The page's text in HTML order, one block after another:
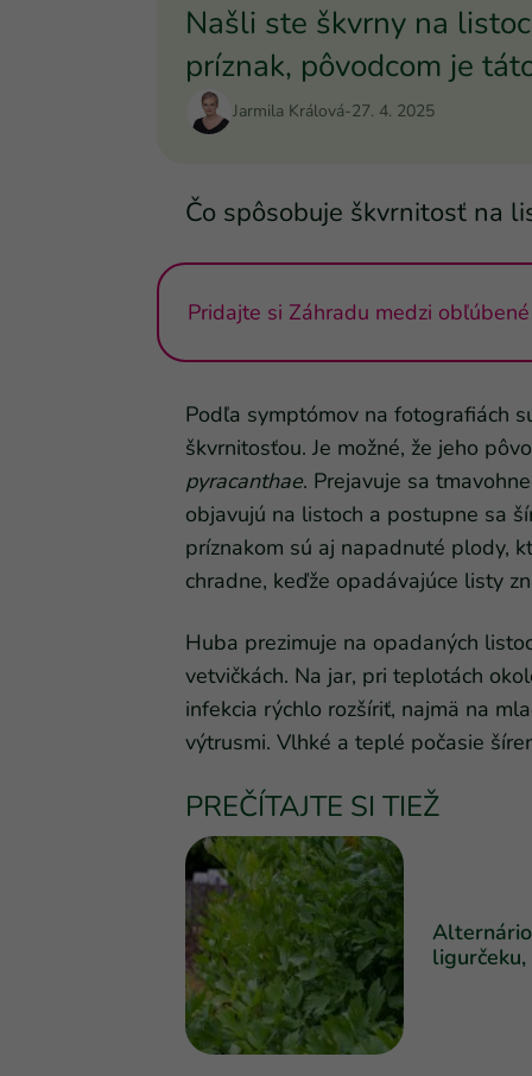
Našli ste škvrny na
príznak, pôvodcom je
Jarmila Králová-27. 4. 2025
Čo spôsobuje škvrnitosť na
Pridajte si Záhradu medzi
Podľa symptómov na fotografiách
škvrnitosťou. Je možné, že jeho
pyracanthae. Prejavuje sa
objavujú na listoch a postupne sa
príznakom sú aj napadnuté plody,
chradne, keďže opadávajúce listy
Huba prezimuje na opadaných
vetvičkách. Na jar, pri teplotách
infekcia rýchlo rozšíriť, najmä na
výtrusmi. Vlhké a teplé počasie
PREČÍTAJTE SI TIEŽ